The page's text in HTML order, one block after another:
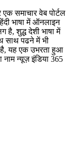
समाचार वेब पोर्टल
भाषा में ऑनलाइन
है, शुद्ध देशी भाषा में
साथ पढने में भी
यह एक उभरता हुआ
न्यूज़ इंडिया 365